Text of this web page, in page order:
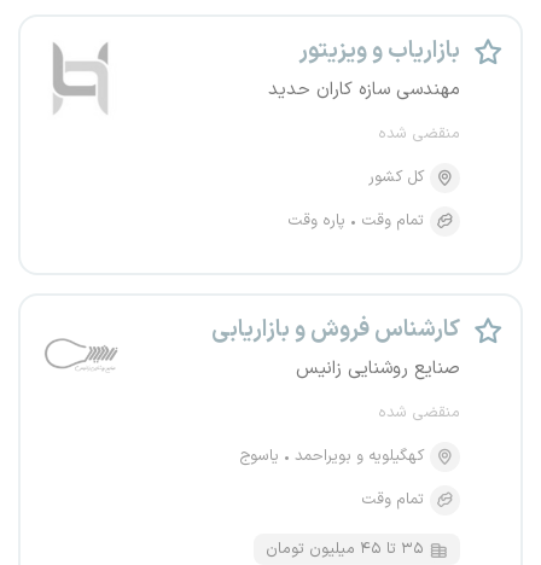
بازاریاب و ویزیتور
مهندسی سازه کاران حدید
منقضی شده
کل کشور
تمام وقت
پاره وقت
کارشناس فروش و بازاریابی
صنایع روشنایی زانیس
منقضی شده
کهگیلویه و بویراحمد
یاسوج
تمام وقت
۳۵ تا ۴۵ میلیون تومان